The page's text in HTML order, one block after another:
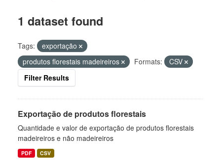
1 dataset found
Tags:
exportação
produtos florestais madeireiros
Formats:
CSV
Filter Results
Exportação de produtos florestais
Quantidade e valor de exportação de produtos florestais
madeireiros e não madeireiros
PDF CSV